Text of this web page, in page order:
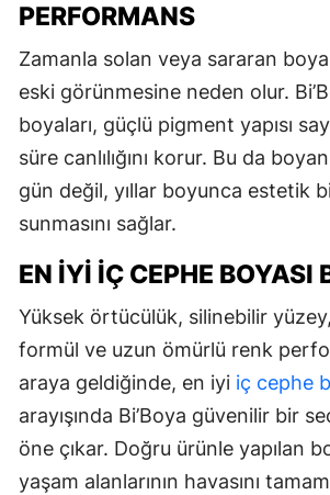
PERFORMANS
Zamanla solan veya sararan
eski görünmesine neden olur.
boyaları, güçlü pigment yapısı
süre canlılığını korur. Bu da
gün değil, yıllar boyunca estetik
sunmasını sağlar.
EN İYI İÇ CEPHE BOYASI
Yüksek örtücülük, silinebilir yüzey,
formül ve uzun ömürlü renk
araya geldiğinde, en iyi iç cephe
arayışında Bi’Boya güvenilir bir
öne çıkar. Doğru ürünle yapılan
yaşam alanlarının havasını